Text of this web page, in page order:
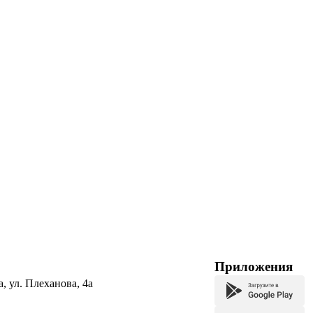
ул. Плеханова, 4а
Приложения